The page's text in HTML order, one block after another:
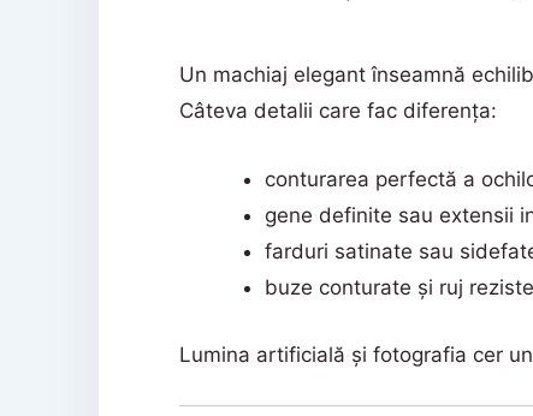
Un machiaj elegant înseamnă
Câteva detalii care fac diferența:
conturarea perfectă a
gene definite sau extensii
farduri satinate sau
buze conturate și ruj
Lumina artificială și fotografia cer